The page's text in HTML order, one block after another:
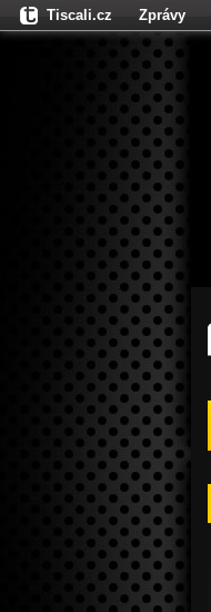
Tiscali.cz Zprávy
Fights.cz